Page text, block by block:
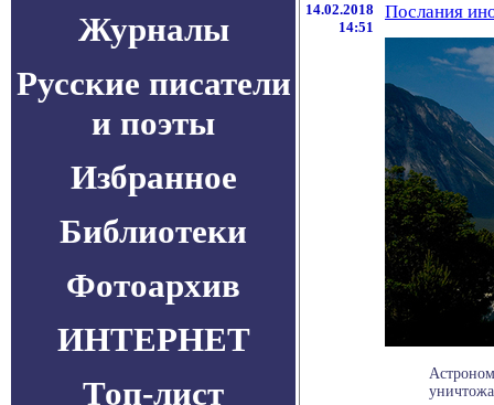
Журналы
Русские писатели
и поэты
Избранное
Библиотеки
Фотоархив
ИНТЕРНЕТ
Топ-лист
14.02.2018
14:51
Послания